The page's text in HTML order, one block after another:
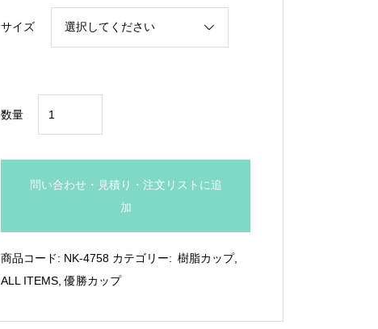
帯:
サイズ
数量
プ：
NK-
問い合わせ・見積り・注文リストに追
加
商品コード: NK-4758 カテゴリー: 樹脂カップ,
ALL ITEMS,優勝カップ